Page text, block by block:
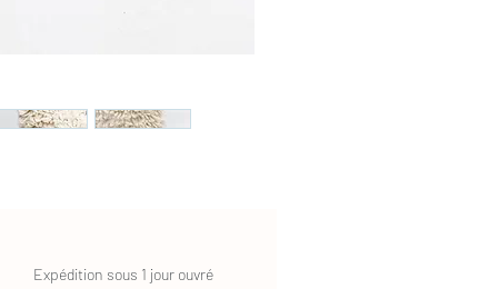
Expédition sous 1 jour ouvré